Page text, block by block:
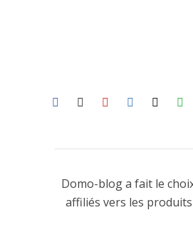
Domo-blog a fait le
affiliés vers les